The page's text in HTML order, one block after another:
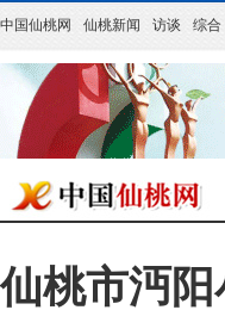
中国仙桃网 仙桃新闻 访谈 综合
仙桃市沔